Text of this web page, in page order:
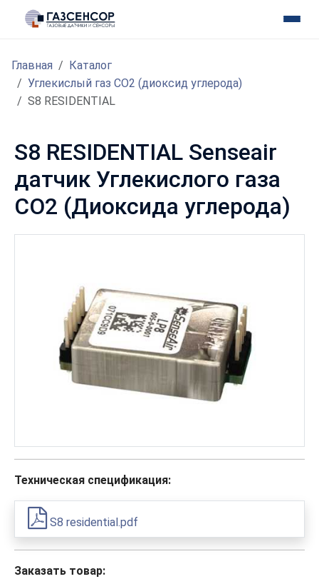
Главная
Каталог
Углекислый газ CO2 (диоксид углерода)
S8 RESIDENTIAL
S8 RESIDENTIAL Senseair
датчик Углекислого газа
CO2 (Диоксида углерода)
Техническая спецификация:
S8 residential.pdf
Заказать товар: